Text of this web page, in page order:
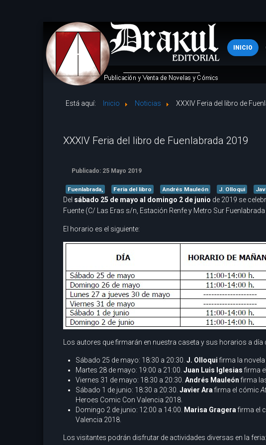
INICIO
Está aquí: Inicio Noticias XXXIV Feria del libro de
XXXIV Feria del libro de Fuenlabrada 2019
Publicado: 25 Mayo 2019
Fuenlabrada, Feria del libro Andrés Mauleón J. Olloqui
Del sábado 25 de mayo al domingo 2 de junio de 2019 se
Fuente (C/ Las Eras s/n, Estación Renfe y Metro Sur
El horario es el siguiente:
Los autores que firmarán en nuestra caseta y sus horarios a día
Sábado 25 de mayo: 18:30 a 20:30. J. Olloquifirma la novela
Martes 28 de mayo: 19:00 a 21:00. Juan Luis Iglesiasfirma
Viernes 31 de mayo: 18:30 a 20:30. Andrés Mauleónfirma
Sábado 1 de junio: 18:30 a 20:30. Javier Arafirma el cómic
Heroes Comic Con Valencia 2018.
Domingo 2 de junio: 12:00 a 14:00.
Marisa Gragerafirma el
Valencia 2018.
Los visitantes podrán disfrutar de actividades diversas en la